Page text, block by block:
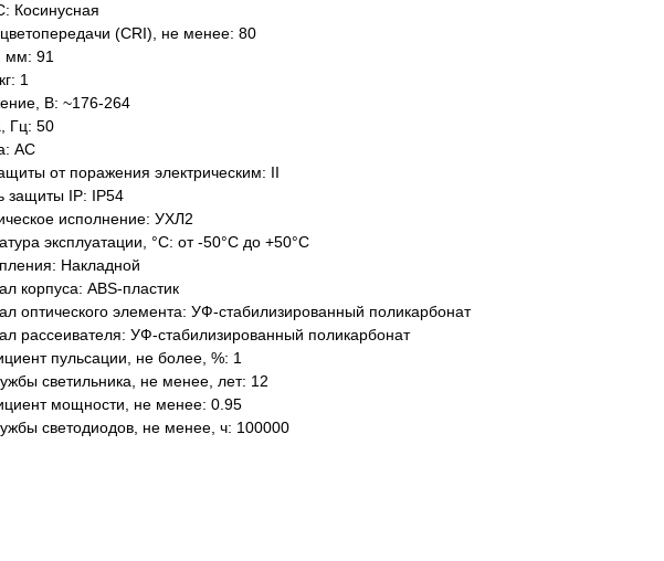
Косинусная
(CRI), не менее: 80
мм: 91
1
В: ~176-264
Гц: 50
AC
от поражения электрическим: II
защиты IP: IP54
исполнение: УХЛ2
эксплуатации, °С: от -50°C до +50°C
Накладной
корпуса: ABS-пластик
оптического элемента: УФ-стабилизированный поликарбонат
рассеивателя: УФ-стабилизированный поликарбонат
пульсации, не более, %: 1
светильника, не менее, лет: 12
мощности, не менее: 0.95
светодиодов, не менее, ч: 100000